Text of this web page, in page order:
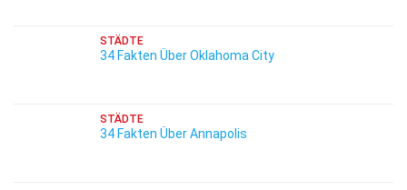
STÄDTE
34 Fakten Über Oklahoma City
STÄDTE
34 Fakten Über Annapolis